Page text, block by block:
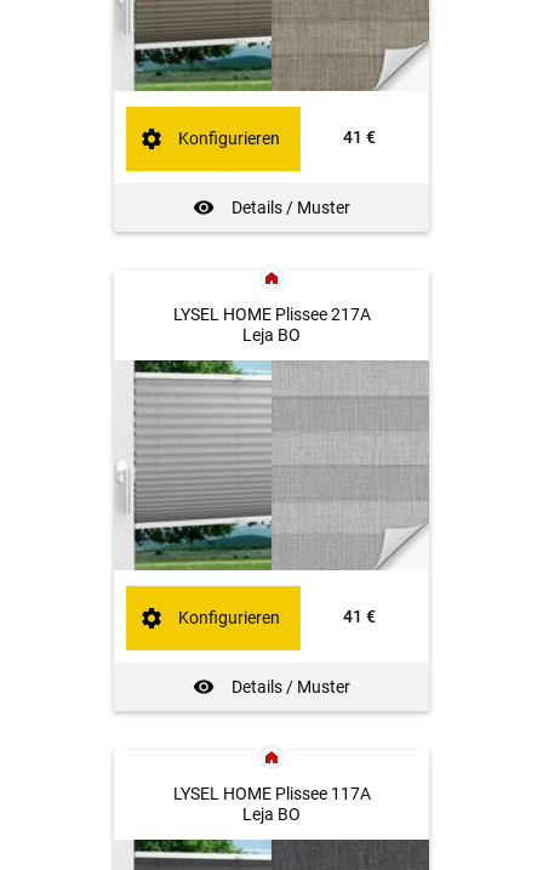
41 €
Details / Muster
Konfigurieren
LYSEL HOME Plissee 217A
Leja BO
41 €
Details / Muster
Konfigurieren
LYSEL HOME Plissee 117A
Leja BO